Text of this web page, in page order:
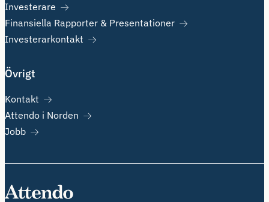
Investerare
Finansiella Rapporter & Presentationer
Investerarkontakt
Övrigt
Kontakt
Attendo i Norden
Jobb